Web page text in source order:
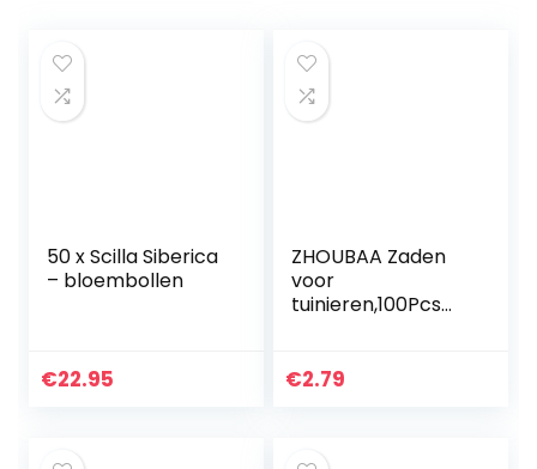
50 x Scilla Siberica
– bloembollen
€22.95
ZHOUBAA Zaden
voor
tuinieren,100Pcs
Groente Zaden
€2.79